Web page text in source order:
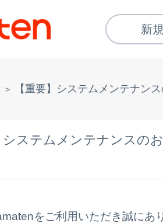
新
> 【重要】システムメンテナン
システムメンテナンスの
をご利用いただき誠にあ